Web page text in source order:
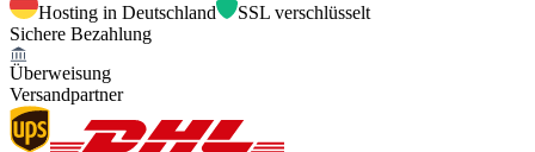
Hosting in Deutschland
SSL verschlüsselt
Sichere Bezahlung
Überweisung
Versandpartner